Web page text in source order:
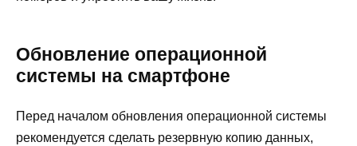
Обновление операционной
системы на смартфоне
Перед началом обновления операционной системы
рекомендуется сделать резервную копию данных,